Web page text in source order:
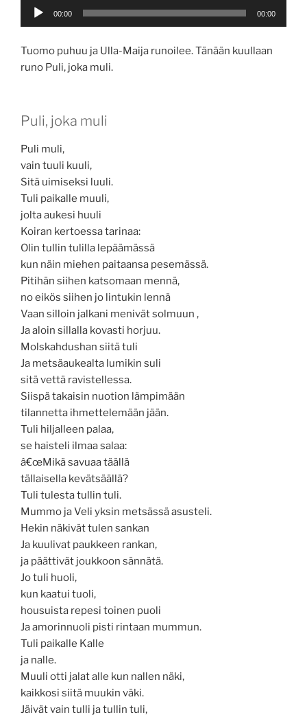
Äänitoistin
00:00 00:00
Tuomo puhuu ja Ulla-Maija runoilee. Tänään kuullaan
runo Puli, joka muli.
Puli, joka muli
Puli muli,
vain tuuli kuuli,
Sitä uimiseksi luuli.
Tuli paikalle muuli,
jolta aukesi huuli
Koiran kertoessa tarinaa:
Olin tullin tulilla lepäämässä
kun näin miehen paitaansa pesemässä.
Pitihän siihen katsomaan mennä,
no eikös siihen jo lintukin lennä
Vaan silloin jalkani menivät solmuun ,
Ja aloin sillalla kovasti horjuu.
Molskahdushan siitä tuli
Ja metsäaukealta lumikin suli
sitä vettä ravistellessa.
Siispä takaisin nuotion lämpimään
tilannetta ihmettelemään jään.
Tuli hiljalleen palaa,
se haisteli ilmaa salaa:
â€œMikä savuaa täällä
tällaisella kevätsäällä?
Tuli tulesta tullin tuli.
Mummo ja Veli yksin metsässä asusteli.
Hekin näkivät tulen sankan
Ja kuulivat paukkeen rankan,
ja päättivät joukkoon sännätä.
Jo tuli huoli,
kun kaatui tuoli,
housuista repesi toinen puoli
Ja amorinnuoli pisti rintaan mummun.
Tuli paikalle Kalle
ja nalle.
Muuli otti jalat alle kun nallen näki,
kaikkosi siitä muukin väki.
Jäivät vain tulli ja tullin tuli,